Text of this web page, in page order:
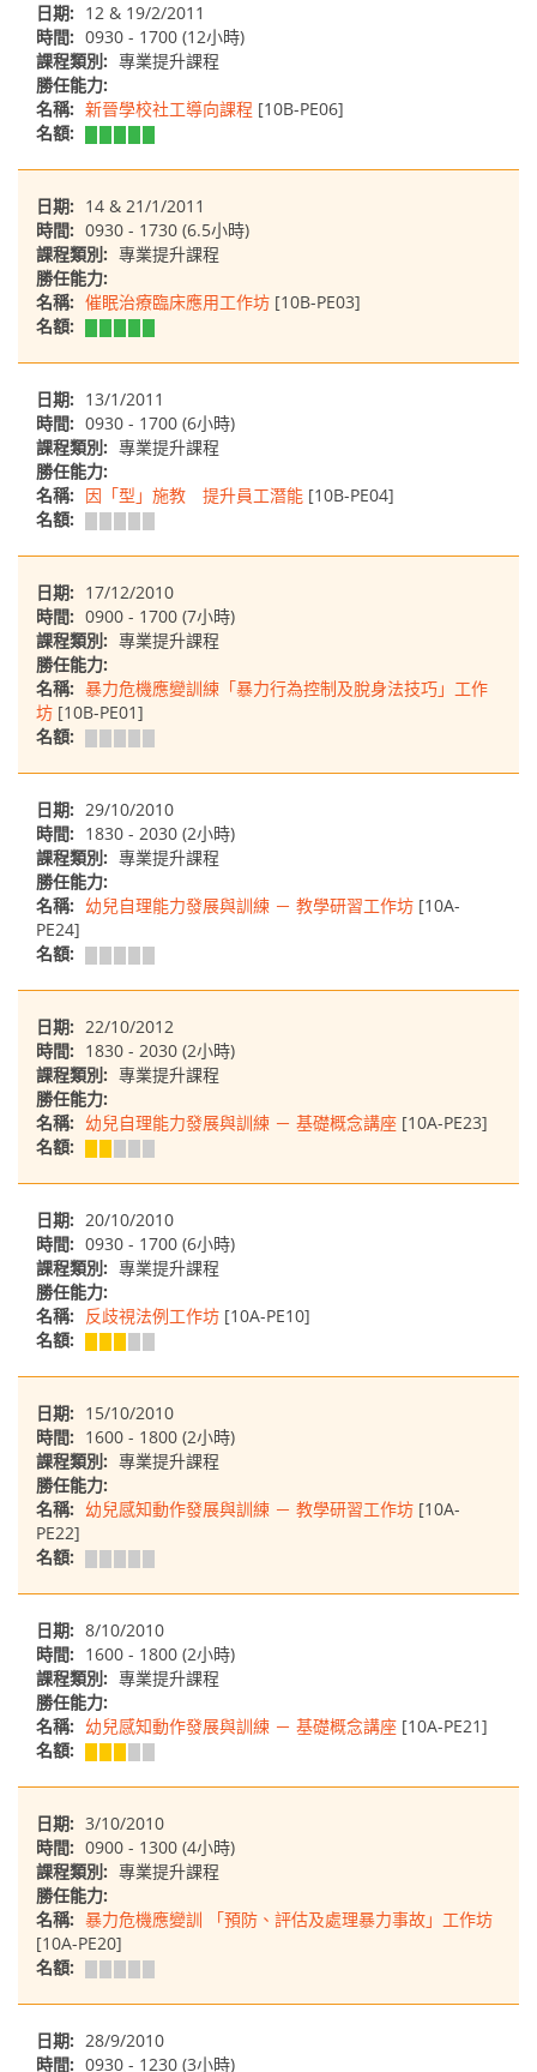
日期: 12 & 19/2/2011
時間: 0930 - 1700 (12小時)
課程類別: 專業提升課程
勝任能力:
名稱: 新晉學校社工導向課程 [10B-PE06]
名額:
日期: 14 & 21/1/2011
時間: 0930 - 1730 (6.5小時)
課程類別: 專業提升課程
勝任能力:
名稱: 催眠治療臨床應用工作坊 [10B-PE03]
名額:
日期: 13/1/2011
時間: 0930 - 1700 (6小時)
課程類別: 專業提升課程
勝任能力:
名稱: 因「型」施教 提升員工潛能 [10B-PE04]
名額:
日期: 17/12/2010
時間: 0900 - 1700 (7小時)
課程類別: 專業提升課程
勝任能力:
名稱: 暴力危機應變訓練「暴力行為控制及脫身法技巧」工作
坊 [10B-PE01]
名額:
日期: 29/10/2010
時間: 1830 - 2030 (2小時)
課程類別: 專業提升課程
勝任能力:
名稱: 幼兒自理能力發展與訓練 － 教學研習工作坊 [10A-
PE24]
名額:
日期: 22/10/2012
時間: 1830 - 2030 (2小時)
課程類別: 專業提升課程
勝任能力:
名稱: 幼兒自理能力發展與訓練 － 基礎概念講座 [10A-PE23]
名額:
日期: 20/10/2010
時間: 0930 - 1700 (6小時)
課程類別: 專業提升課程
勝任能力:
名稱: 反歧視法例工作坊 [10A-PE10]
名額:
日期: 15/10/2010
時間: 1600 - 1800 (2小時)
課程類別: 專業提升課程
勝任能力:
名稱: 幼兒感知動作發展與訓練 － 教學研習工作坊 [10A-
PE22]
名額:
日期: 8/10/2010
時間: 1600 - 1800 (2小時)
課程類別: 專業提升課程
勝任能力:
名稱: 幼兒感知動作發展與訓練 － 基礎概念講座 [10A-PE21]
名額:
日期: 3/10/2010
時間: 0900 - 1300 (4小時)
課程類別: 專業提升課程
勝任能力:
名稱: 暴力危機應變訓 「預防、評估及處理暴力事故」工作坊
[10A-PE20]
名額:
日期: 28/9/2010
時間: 0930 - 1230 (3小時)